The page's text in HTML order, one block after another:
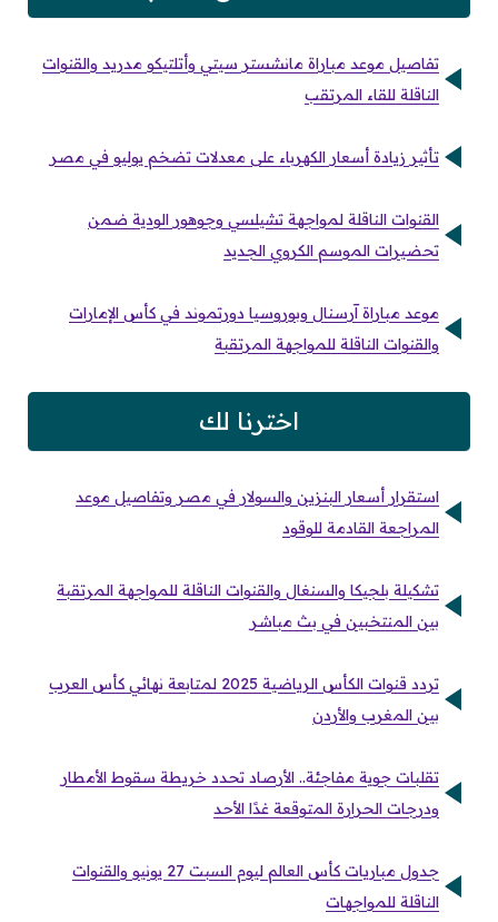
تفاصيل موعد مباراة مانشستر سيتي وأتلتيكو مدريد والقنوات
الناقلة للقاء المرتقب
تأثير زيادة أسعار الكهرباء على معدلات تضخم يوليو في مصر
القنوات الناقلة لمواجهة تشيلسي وجوهور الودية ضمن
تحضيرات الموسم الكروي الجديد
موعد مباراة آرسنال وبوروسيا دورتموند في كأس الإمارات
والقنوات الناقلة للمواجهة المرتقبة
اخترنا لك
استقرار أسعار البنزين والسولار في مصر وتفاصيل موعد
المراجعة القادمة للوقود
تشكيلة بلجيكا والسنغال والقنوات الناقلة للمواجهة المرتقبة
بين المنتخبين في بث مباشر
تردد قنوات الكأس الرياضية 2025 لمتابعة نهائي كأس العرب
بين المغرب والأردن
تقلبات جوية مفاجئة.. الأرصاد تحدد خريطة سقوط الأمطار
ودرجات الحرارة المتوقعة غدًا الأحد
جدول مباريات كأس العالم ليوم السبت 27 يونيو والقنوات
الناقلة للمواجهات